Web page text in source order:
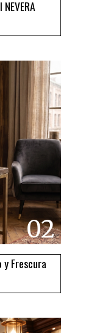
02
y Frescura